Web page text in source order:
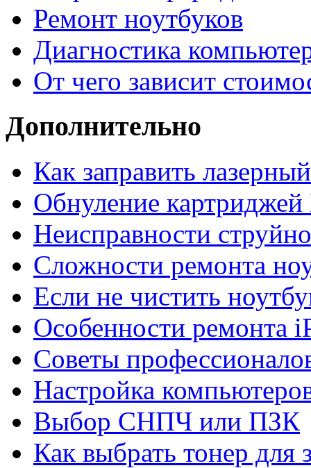
Ремонт ноутбуков
Диагностика
От чего зависит
Дополнительно
Как заправить
Обнуление
Неисправности
Сложности ремонта
Если не чистить
Особенности ремонта
Советы
Настройка
Выбор СНПЧ или ПЗК
Как выбрать тонер для